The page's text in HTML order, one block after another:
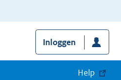
Inloggen
Help